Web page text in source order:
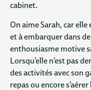
cabinet.
On aime Sarah, car
et à embarquer dans
enthousiasme motive
Lorsqu’elle n’est pas
des activités avec son
repas ou encore